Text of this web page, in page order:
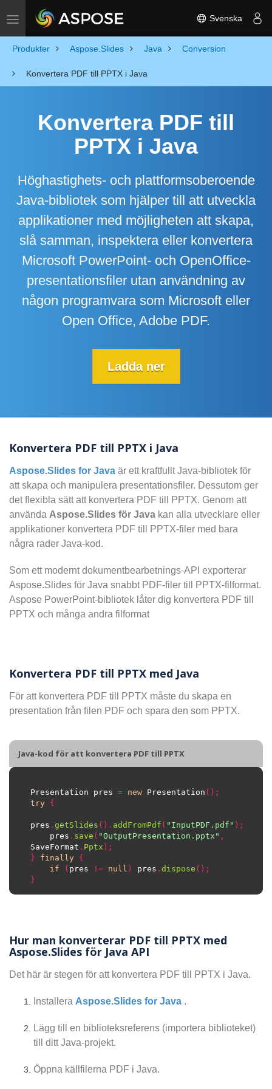
Toggle navigation Svenska
Produkter Aspose.Slides Java Conversion
Konvertera PDF till PPTX i Java
Konvertera PDF till
PPTX i Java
Höghastighets- och plattformsoberoende
Java-bibliotek som hjälper till att utveckla
applikationer med möjligheten att skapa,
slå samman, inspektera eller konvertera
Microsoft PowerPoint- och OpenOffice-
presentationsfiler utan användning av
någon programvara som Microsoft eller
Open Office, Adobe PDF.
Ladda ner
Konvertera PDF till PPTX i Java
Aspose.Slides for Java är ett kraftfullt Java-bibliotek för
att skapa och manipulera presentationsfiler. Dessutom ger
det flexibla sätt att konvertera PDF till PPTX. Genom att
använda Aspose.Slides för Java kan alla utvecklare eller
applikationer konvertera PDF till PPTX-filer med bara
några rader Java-kod.
Som ett modernt dokumentbearbetnings-API exporterar
Aspose.Slides för Java snabbt PDF-filer till PPTX-filformat.
Aspose PowerPoint-bibliotek låter dig konvertera PDF till
PPTX och många andra filformat
Konvertera PDF till PPTX med Java
För att konvertera PDF till PPTX måste du skapa en
presentation från filen PDF och spara den som PPTX.
Java-kod för att konvertera PDF till PPTX
Presentation pres = new Presentation ();
try {
pres . getSlides (). addFromPdf ( "InputPDF.pdf" );
    pres
. save ( "OutputPresentation.pptx" ,
SaveFormat . Pptx );
}
finally {
if
( pres != null ) pres . dispose ();
}
Hur man konverterar PDF till PPTX med
Aspose.Slides för Java API
Det här är stegen för att konvertera PDF till PPTX i Java.
Installera Aspose.Slides for Java .
Lägg till en biblioteksreferens (importera biblioteket)
till ditt Java-projekt.
Öppna källfilerna PDF i Java.